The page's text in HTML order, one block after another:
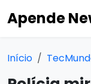
Apende
Início